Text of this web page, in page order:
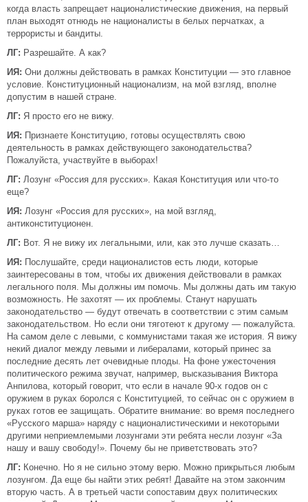
когда власть запрещает националистические движения, на первый
план выходят отнюдь не националисты в белых перчатках, а
террористы и бандиты.
ЛГ: Разрешайте. А как?
ИЯ: Они должны действовать в рамках Конституции — это главное
условие. Конституционный национализм, на мой взгляд, вполне
допустим в нашей стране.
ЛГ: Я просто его не вижу.
ИЯ: Признаете Конституцию, готовы осуществлять свою
деятельность в рамках действующего законодательства?
Пожалуйста, участвуйте в выборах!
ЛГ: Лозунг «Россия для русских». Какая Конституция или что-то
еще?
ИЯ: Лозунг «Россия для русских», на мой взгляд,
антиконституционен.
ЛГ: Вот. Я не вижу их легальными, или, как это лучше сказать…
ИЯ: Послушайте, среди националистов есть люди, которые
заинтересованы в том, чтобы их движения действовали в рамках
легального поля. Мы должны им помочь. Мы должны дать им такую
возможность. Не захотят — их проблемы. Станут нарушать
законодательство — будут отвечать в соответствии с этим самым
законодательством. Но если они тяготеют к другому — пожалуйста.
На самом деле с левыми, с коммунистами такая же история. Я вижу
некий диалог между левыми и либералами, который принес за
последние десять лет очевидные плоды. На фоне ужесточения
политического режима звучат, например, высказывания Виктора
Анпилова, который говорит, что если в начале 90-х годов он с
оружием в руках боролся с Конституцией, то сейчас он с оружием в
руках готов ее защищать. Обратите внимание: во время последнего
«Русского марша» наряду с националистическими и некоторыми
другими неприемлемыми лозунгами эти ребята несли лозунг «За
нашу и вашу свободу!». Почему бы не приветствовать это?
ЛГ: Конечно. Но я не сильно этому верю. Можно прикрыться любым
лозунгом. Да еще бы найти этих ребят! Давайте на этом закончим
вторую часть. А в третьей части сопоставим двух политических